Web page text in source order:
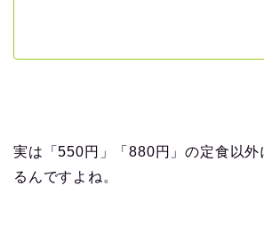
実は「550円」「880円」の定食以外
るんですよね。